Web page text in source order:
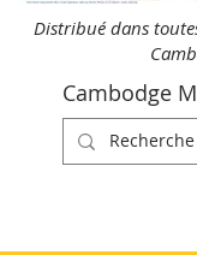
Distribué dans
Cambodge